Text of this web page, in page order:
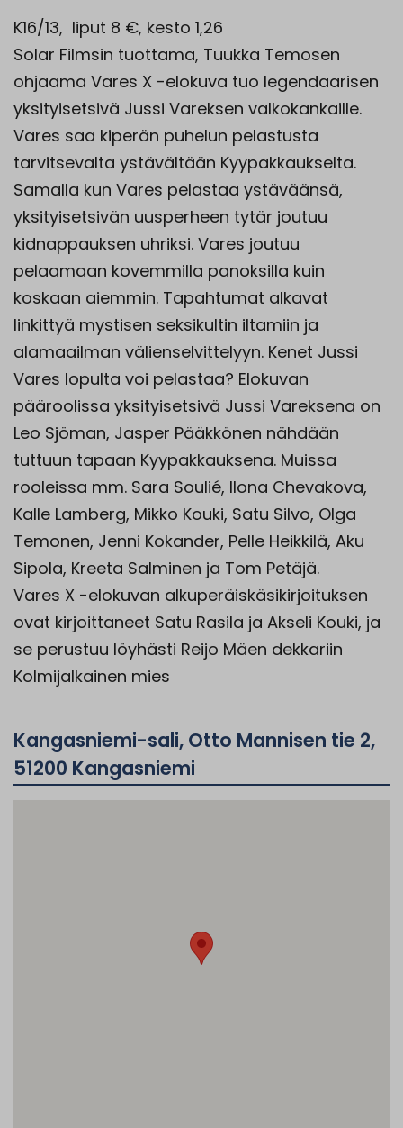
K16/13, liput 8 €, kesto 1,26
Solar Filmsin tuottama, Tuukka Temosen
ohjaama Vares X -elokuva tuo legendaarisen
yksityisetsivä Jussi Vareksen valkokankaille.
Vares saa kiperän puhelun pelastusta
tarvitsevalta ystävältään Kyypakkaukselta.
Samalla kun Vares pelastaa ystäväänsä,
yksityisetsivän uusperheen tytär joutuu
kidnappauksen uhriksi. Vares joutuu
pelaamaan kovemmilla panoksilla kuin
koskaan aiemmin. Tapahtumat alkavat
linkittyä mystisen seksikultin iltamiin ja
alamaailman välienselvittelyyn. Kenet Jussi
Vares lopulta voi pelastaa? Elokuvan
pääroolissa yksityisetsivä Jussi Vareksena on
Leo Sjöman, Jasper Pääkkönen nähdään
tuttuun tapaan Kyypakkauksena. Muissa
rooleissa mm. Sara Soulié, Ilona Chevakova,
Kalle Lamberg, Mikko Kouki, Satu Silvo, Olga
Temonen, Jenni Kokander, Pelle Heikkilä, Aku
Sipola, Kreeta Salminen ja Tom Petäjä.
Vares X -elokuvan alkuperäiskäsikirjoituksen
ovat kirjoittaneet Satu Rasila ja Akseli Kouki, ja
se perustuu löyhästi Reijo Mäen dekkariin
Kolmijalkainen mies
Kangasniemi-sali, Otto Mannisen tie 2,
51200 Kangasniemi